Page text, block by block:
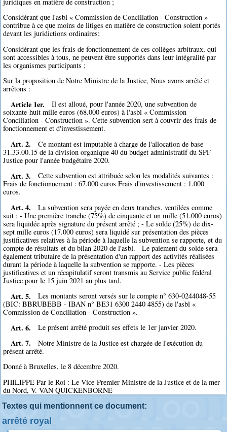
Considérant que l'asbl « Commission de Conciliation - Construction »
contribue à ce que moins de litiges en matière de construction soient portés
devant les juridictions ordinaires;
Considérant que les frais de fonctionnement de ces collèges arbitraux, qui
sont accessibles à tous, ne peuvent être supportés dans leur intégralité par
les organismes participants ;
Sur la proposition de Notre Ministre de la Justice, Nous avons arrêté et
arrêtons :
Article 1er.
Il est alloué, pour l'année 2020, une subvention de
soixante-huit mille euros (68.000 euros) à l'asbl « Commission
Conciliation - Construction ». Cette subvention sert à couvrir des frais de
fonctionnement et d'investissement.
Art. 2.
Ce montant est imputable à charge de l'allocation de base
31.33.00.15 de la division organique 40 du budget administratif du SPF
Justice pour l'année budgétaire 2020.
Art. 3.
Cette subvention est attribuée selon les modalités suivantes :
Frais de fonctionnement : 67.000 euros Frais d'investissement : 1.000
euros.
Art. 4.
La subvention sera payée en deux tranches, ventilées comme
suit : - Une première tranche (75%) de cinquante et un mille (51.000 euros)
sera liquidée après signature du présent arrêté ; - Le solde (25%) de dix-
sept mille euros (17.000 euros) sera liquidé sur présentation des pièces
justificatives relatives à la période à laquelle la subvention se rapporte, et du
compte de résultats et du bilan 2020 de l'asbl. - Le paiement du solde sera
également tributaire de la présentation d'un rapport des activités réalisées
durant la période à laquelle la subvention se rapporte. - Les pièces
justificatives et un récapitulatif seront transmis au Service public fédéral
Justice pour le 15 juin 2021 au plus tard.
Art. 5.
Les montants seront versés sur le compte n° 630-0244048-55
(BIC: BBRUBEBB - IBAN n° BE31 6300 2440 4855) de l'asbl «
Commission de Conciliation - Construction ».
Art. 6. Le présent arrêté produit ses effets le 1er janvier 2020.
Art. 7.
Notre Ministre de la Justice est chargée de l'exécution du
présent arrêté.
Donné à Bruxelles, le 8 décembre 2020.
PHILIPPE Par le Roi : Le Vice-Premier Ministre de la Justice et de la mer
du Nord, V. VAN QUICKENBORNE
Textes qui mentionnent ce document:
arrêté royal